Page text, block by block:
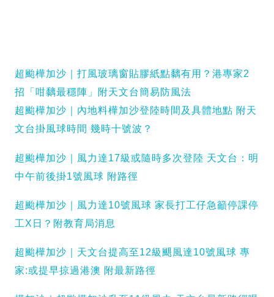
超颱樺加沙｜打風玻璃窗貼膠紙點黐有用？港專家2
招「咁黐最穩陣」附天文台簡易防風法
超颱樺加沙｜內地料樺加沙登陸時間及具體地點 附天
文台掛風球時間 幾時十號波？
超颱樺加沙｜風力達17級或隨時多次登陸 天文台：明
中午前後掛1號風球 附路徑
超颱樺加沙｜風力達10號風球 家長打工仔急籲停課停
工X日？附教育局消息
超颱樺加沙｜天文台提高至12級颶風達10號風球 專
家:或提早掠過港澳 附最新路徑